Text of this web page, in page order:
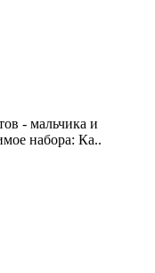
- мальчика и
набора: Ка..